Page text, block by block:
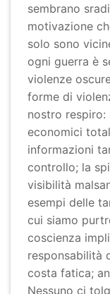
sembrano
motivazione
solo sono
ogni guerra è
violenze
forme di
nostro
economici
informazioni
controllo; la
visibilità
esempi delle
cui siamo
coscienza
responsabilità
costa fatica;
Nessuno ci